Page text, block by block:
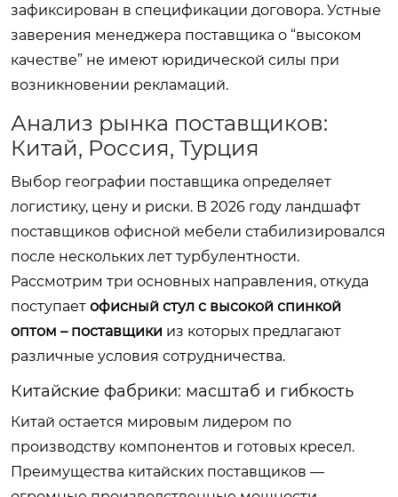
зафиксирован в спецификации договора. Устные
заверения менеджера поставщика о “высоком
качестве” не имеют юридической силы при
возникновении рекламаций.
Анализ рынка поставщиков:
Китай, Россия, Турция
Выбор географии поставщика определяет
логистику, цену и риски. В 2026 году ландшафт
поставщиков офисной мебели стабилизировался
после нескольких лет турбулентности.
Рассмотрим три основных направления, откуда
поступает офисный стул с высокой спинкой
оптом – поставщики из которых предлагают
различные условия сотрудничества.
Китайские фабрики: масштаб и гибкость
Китай остается мировым лидером по
производству компонентов и готовых кресел.
Преимущества китайских поставщиков —